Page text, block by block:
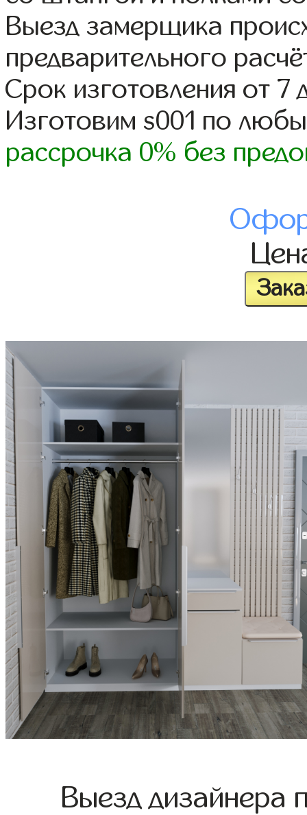
Выезд замерщика
предварительного
Срок изготовления от 7
Изготовим s001 по
рассрочка 0% без
Выезд дизайнера